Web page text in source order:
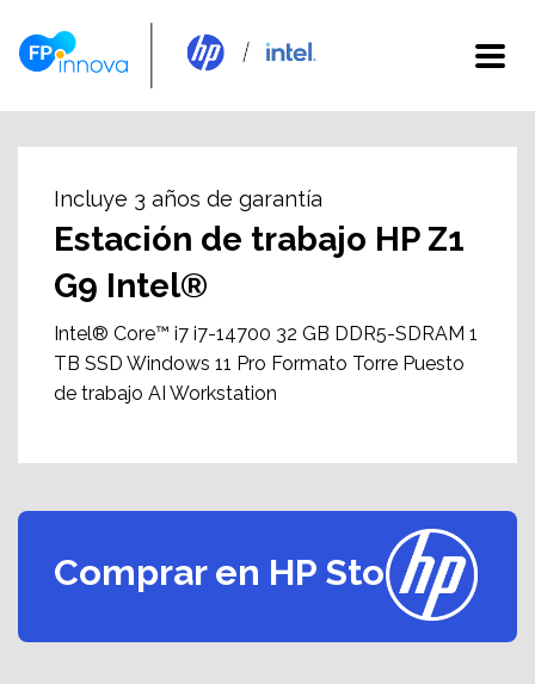
Incluye 3 años de garantía
Estación de trabajo HP Z1
G9 Intel®
Intel® Core™ i7 i7-14700 32 GB DDR5-SDRAM 1
TB SSD Windows 11 Pro Formato Torre Puesto
de trabajo AI Workstation
Comprar en HP Store